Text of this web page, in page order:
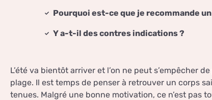
Pourquoi est-ce que je recommande
Y a-t-il des contres indications ?
L’été va bientôt arriver et l’on ne peut s’empêcher
plage. Il est temps de penser à retrouver un corps
tenues. Malgré une bonne motivation, ce n’est pas